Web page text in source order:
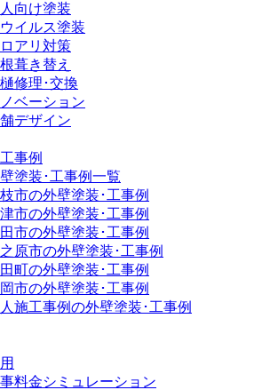
向け塗装
イルス塗装
アリ対策
葺き替え
修理･交換
ベーション
デザイン
事例
塗装･工事例一覧
市の外壁塗装･工事例
市の外壁塗装･工事例
市の外壁塗装･工事例
原市の外壁塗装･工事例
町の外壁塗装･工事例
市の外壁塗装･工事例
施工事例の外壁塗装･工事例
料金シミュレーション